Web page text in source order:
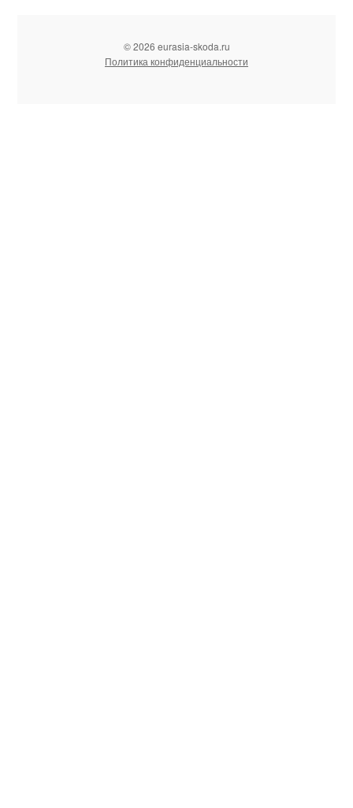
© 2026 eurasia-skoda.ru
Политика конфиденциальности